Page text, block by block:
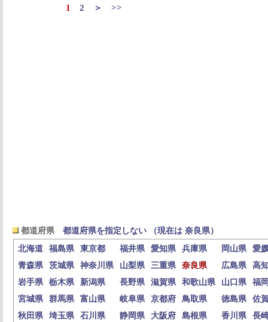
1 2 ＞ >>
都道府県
都道府県を指定しない （現在は 奈良県）
北海道
福島県 東京都 福井県 愛知県 兵庫県 岡山県
愛
青森県
茨城県 神奈川県 山梨県 三重県 奈良県 広島県
高
岩手県
栃木県 新潟県 長野県 滋賀県 和歌山県 山口県
福
宮城県
群馬県 富山県 岐阜県 京都府 鳥取県 徳島県
佐
秋田県
埼玉県 石川県 静岡県 大阪府 島根県 香川県
長